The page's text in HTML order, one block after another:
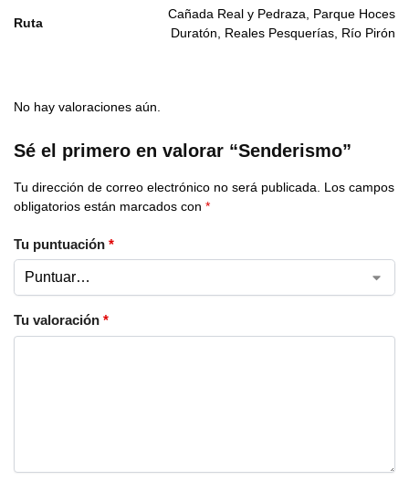
Ruta
Cañada Real y Pedraza, Parque Hoces
Duratón, Reales Pesquerías, Río Pirón
No hay valoraciones aún.
Sé el primero en valorar “Senderismo”
Tu dirección de correo electrónico no será publicada. Los campos
obligatorios están marcados con *
Tu puntuación *
Tu valoración *